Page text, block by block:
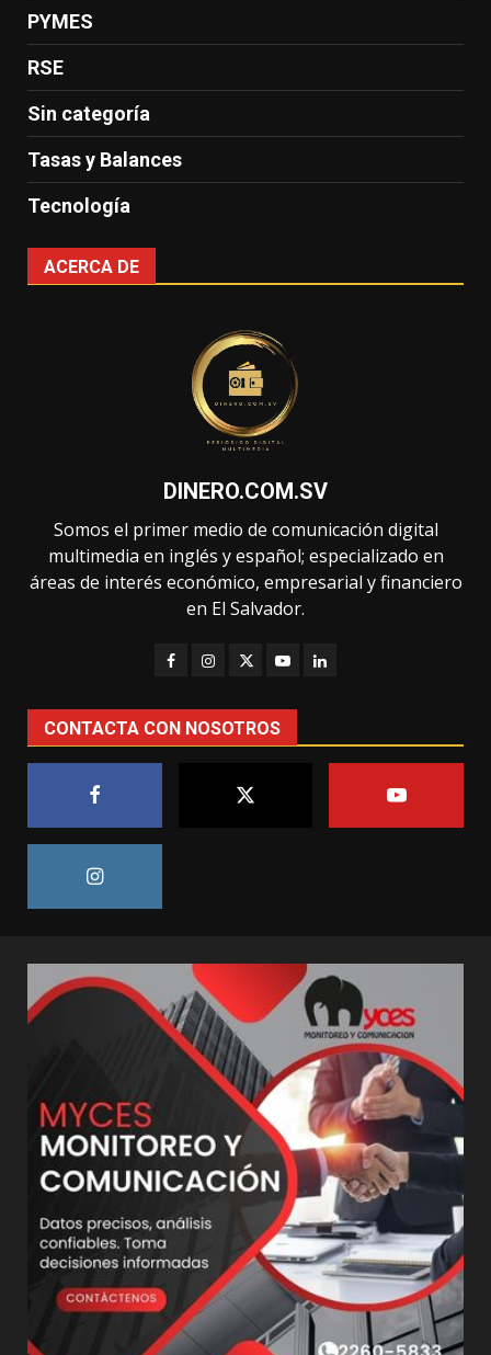
PYMES
RSE
Sin categoría
Tasas y Balances
Tecnología
ACERCA DE
DINERO.COM.SV
Somos el primer medio de comunicación digital
multimedia en inglés y español; especializado en
áreas de interés económico, empresarial y financiero
en El Salvador.
CONTACTA CON NOSOTROS